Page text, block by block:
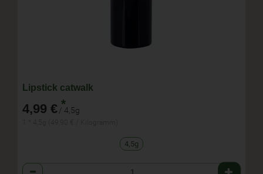
Lipstick catwalk
4,99 € *
/ 4,5g
4,5g
Anzahl